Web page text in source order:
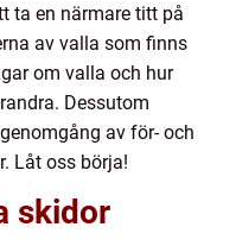
ta en närmare titt på
av valla som finns
om valla och hur
Dessutom
av för- och
Låt oss börja!
skidor